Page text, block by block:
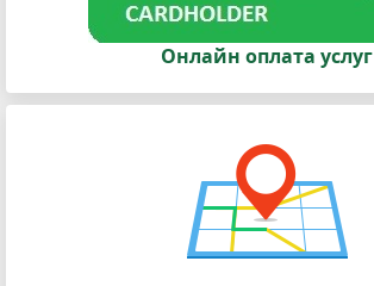
Онлайн оплата услуг